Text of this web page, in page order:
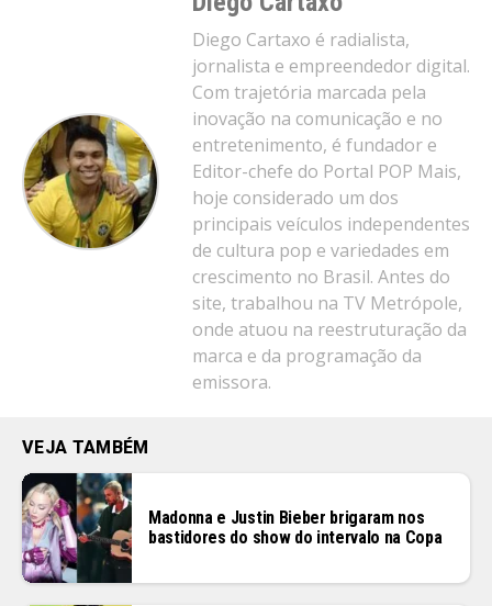
Diego Cartaxo é radialista,
jornalista e empreendedor digital.
Com trajetória marcada pela
inovação na comunicação e no
entretenimento, é fundador e
Editor-chefe do Portal POP Mais,
hoje considerado um dos
principais veículos independentes
de cultura pop e variedades em
crescimento no Brasil. Antes do
site, trabalhou na TV Metrópole,
onde atuou na reestruturação da
marca e da programação da
emissora.
VEJA TAMBÉM
Madonna e Justin Bieber brigaram nos
bastidores do show do intervalo na Copa